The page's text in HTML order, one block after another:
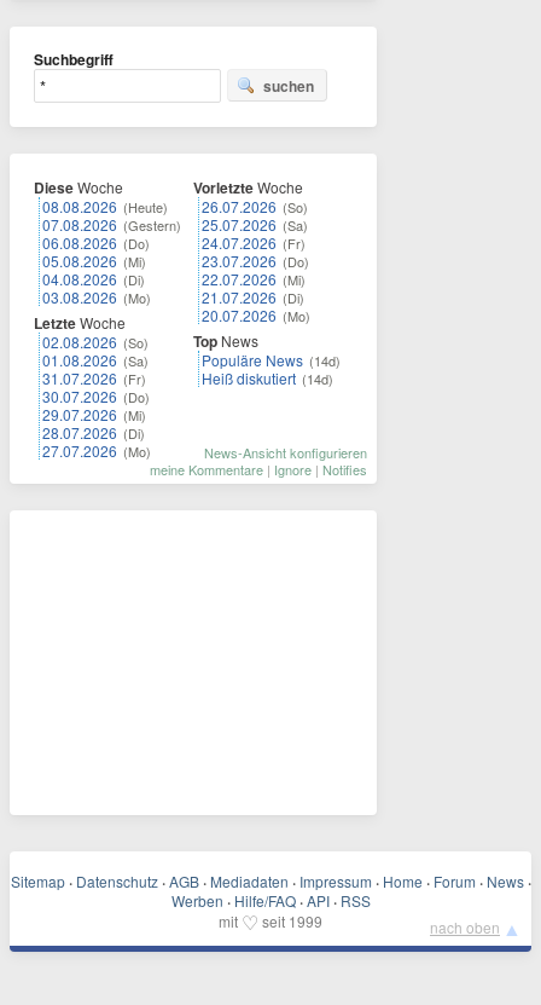
Suchbegriff
suchen
DieseWoche
08.08.2026 (Heute)
07.08.2026 (Gestern)
06.08.2026 (Do)
05.08.2026 (Mi)
04.08.2026 (Di)
03.08.2026 (Mo)
LetzteWoche
02.08.2026 (So)
01.08.2026 (Sa)
31.07.2026 (Fr)
30.07.2026 (Do)
29.07.2026 (Mi)
28.07.2026 (Di)
27.07.2026 (Mo)
VorletzteWoche
26.07.2026 (So)
25.07.2026 (Sa)
24.07.2026 (Fr)
23.07.2026 (Do)
22.07.2026 (Mi)
21.07.2026 (Di)
20.07.2026 (Mo)
Top News
Populäre News (14d)
Heiß diskutiert (14d)
News-Ansicht konfigurieren
meine Kommentare | Ignore | Notifies
Sitemap · Datenschutz · AGB · Mediadaten · Impressum · Home · Forum · News ·
Werben · Hilfe/FAQ · API · RSS
mit ♡ seit 1999 nach oben ▲